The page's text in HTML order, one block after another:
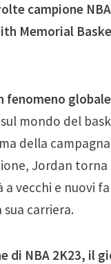
campione
Memorial
fenomeno globale
mondo del
della
Jordan
vecchi e nuovi
carriera.
NBA 2K23, il